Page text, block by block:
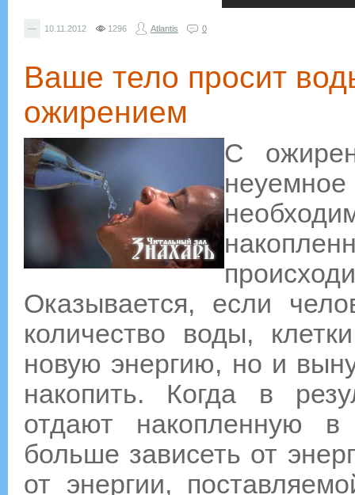
— 10.11.2012 1296 Atlantis 0
Ваше тело просит
ожирением
С
Оказывается, если
количество воды,
новую энергию, но и
накопить. Когда в
отдают накопленную
больше зависеть от
от энергии,